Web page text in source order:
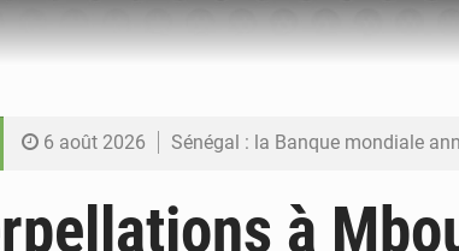
6 août 2026 Sénégal : la Banque mondiale annonce un financement de 340
à